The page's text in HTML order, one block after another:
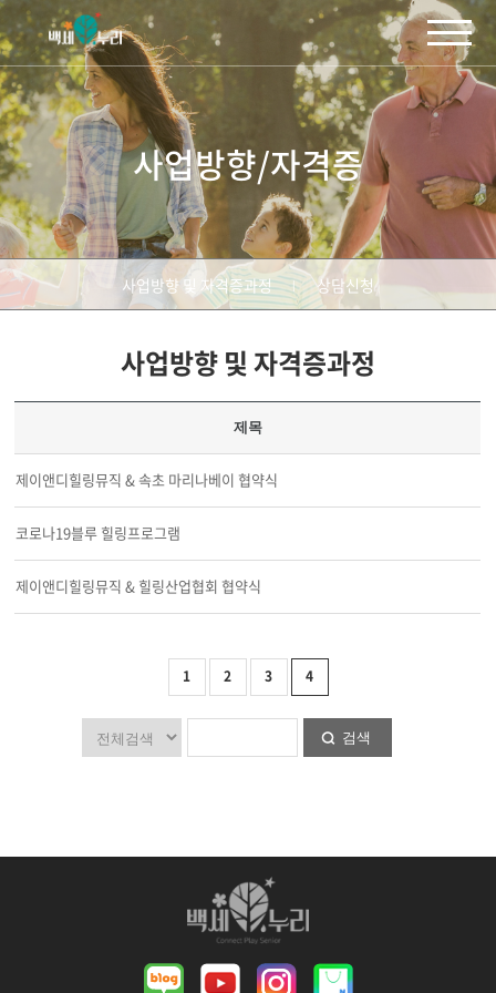
주메뉴 바로가기
컨텐츠 바로가기
사업방향/자격증
사업방향 및 자격증과정 상담신청
사업방향 및 자격증과정
제목
제이앤디힐링뮤직 & 속초 마리나베이 협약식
코로나19블루 힐링프로그램
제이앤디힐링뮤직 & 힐링산업협회 협약식
1 2 3 4
검색